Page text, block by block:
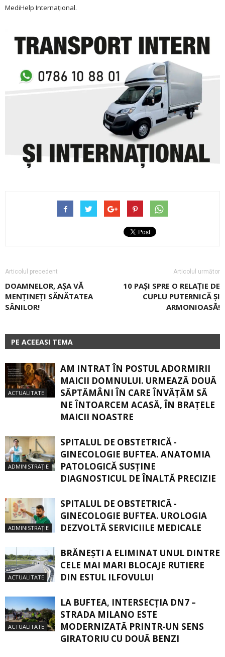
MediHelp Internațional.
Articolul precedent
DOAMNELOR, AŞA VĂ
MENŢINEŢI SĂNĂTATEA
SÂNILOR!
Articolul următor
10 PAȘI SPRE O RELAŢIE DE
CUPLU PUTERNICĂ ŞI
ARMONIOASĂ!
PE ACEEASI TEMA
ACTUALITATE
AM INTRAT ÎN POSTUL ADORMIRII
MAICII DOMNULUI. URMEAZĂ DOUĂ
SĂPTĂMÂNI ÎN CARE ÎNVĂŢĂM SĂ
NE ÎNTOARCEM ACASĂ, ÎN BRAŢELE
MAICII NOASTRE
ADMINISTRAȚIE
SPITALUL DE OBSTETRICĂ -
GINECOLOGIE BUFTEA. ANATOMIA
PATOLOGICĂ SUSŢINE
DIAGNOSTICUL DE ÎNALTĂ PRECIZIE
ADMINISTRAȚIE
SPITALUL DE OBSTETRICĂ -
GINECOLOGIE BUFTEA. UROLOGIA
DEZVOLTĂ SERVICIILE MEDICALE
ACTUALITATE
BRĂNEȘTI A ELIMINAT UNUL DINTRE
CELE MAI MARI BLOCAJE RUTIERE
DIN ESTUL ILFOVULUI
ACTUALITATE
LA BUFTEA, INTERSECŢIA DN7 –
STRADA MILANO ESTE
MODERNIZATĂ PRINTR-UN SENS
GIRATORIU CU DOUĂ BENZI